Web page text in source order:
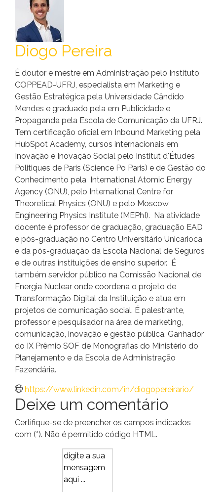
Diogo Pereira
É doutor e mestre em Administração pelo Instituto
COPPEAD-UFRJ, especialista em Marketing e
Gestão Estratégica pela Universidade Cândido
Mendes e graduado pela em Publicidade e
Propaganda pela Escola de Comunicação da UFRJ.
Tem certificação oficial em Inbound Marketing pela
HubSpot Academy, cursos internacionais em
Inovação e Inovação Social pelo Institut d'Études
Politiques de Paris (Science Po Paris) e de Gestão do
Conhecimento pela International Atomic Energy
Agency (ONU), pelo International Centre for
Theoretical Physics (ONU) e pelo Moscow
Engineering Physics Institute (MEPhI). Na atividade
docente é professor de graduação, graduação EAD
e pós-graduação no Centro Universitário Unicarioca
e da pós-graduação da Escola Nacional de Seguros
e de outras instituições de ensino superior. É
também servidor público na Comissão Nacional de
Energia Nuclear onde coordena o projeto de
Transformação Digital da Instituição e atua em
projetos de comunicação social. É palestrante,
professor e pesquisador na área de marketing,
comunicação, inovação e gestão pública. Ganhador
do IX Prêmio SOF de Monografias do Ministério do
Planejamento e da Escola de Administração
Fazendária.
https://www.linkedin.com/in/diogopereirario/
Deixe um comentário
Certifique-se de preencher os campos indicados
com (*). Não é permitido código HTML.